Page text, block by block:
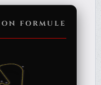
FORMULE